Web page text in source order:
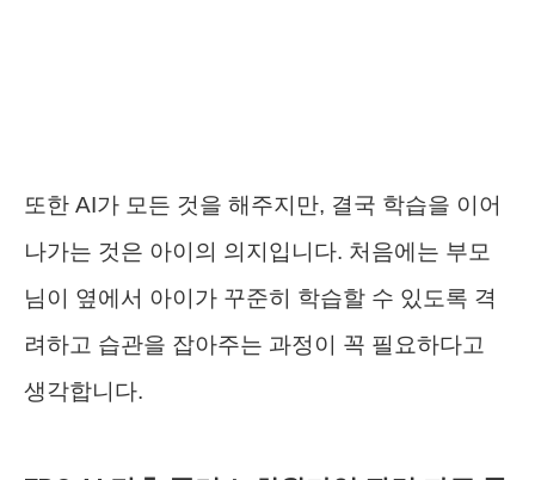
또한 AI가 모든 것을 해주지만, 결국 학습을 이어
나가는 것은 아이의 의지입니다. 처음에는 부모
님이 옆에서 아이가 꾸준히 학습할 수 있도록 격
려하고 습관을 잡아주는 과정이 꼭 필요하다고
생각합니다.